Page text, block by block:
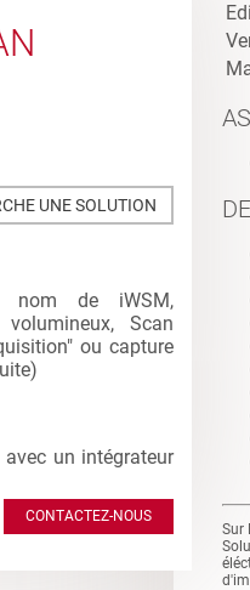
UNE SOLUTION
nom de iWSM,
Scan
ou capture
)
un intégrateur
CONTACTEZ-NOUS
Sur